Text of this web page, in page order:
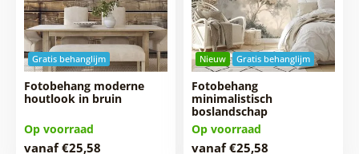
Gratis behanglijm
Fotobehang moderne
houtlook in bruin
Op voorraad
vanaf €25,58
Nieuw Gratis behanglijm
Fotobehang
minimalistisch
boslandschap
Op voorraad
vanaf €25,58